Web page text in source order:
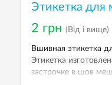
Этикетка для
2 грн (Від і вище)
Вшивная этикетка
Этикетка
застрочке в шов